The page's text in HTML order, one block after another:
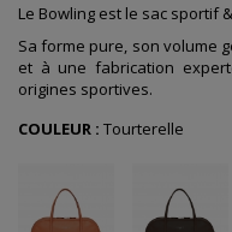
Le Bowling est le sac sportif
Sa forme pure, son volume
et à une fabrication
origines sportives.
COULEUR : Tourterelle